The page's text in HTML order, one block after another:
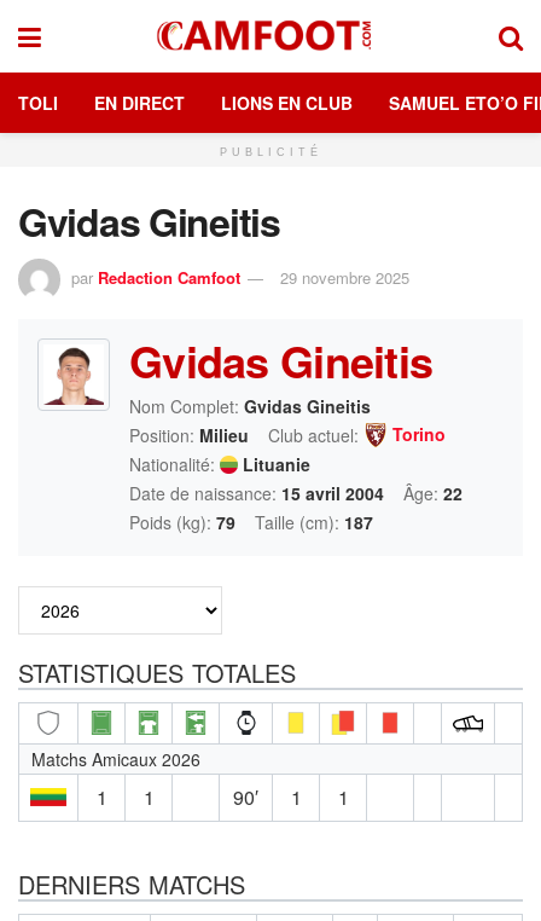
TOLI EN DIRECT LIONS EN CLUB SAMUEL ETO’O
PUBLICITÉ
Gvidas Gineitis
par Redaction Camfoot 29 novembre 2025
Gvidas Gineitis
Nom Complet: Gvidas Gineitis
Position: Milieu Club actuel:
Torino
Nationalité:
Lituanie
Date de naissance: 15 avril 2004 Âge: 22
Poids (kg): 79 Taille (cm): 187
STATISTIQUES TOTALES
Matchs Amicaux 2026
1 1 90′ 1 1
DERNIERS MATCHS